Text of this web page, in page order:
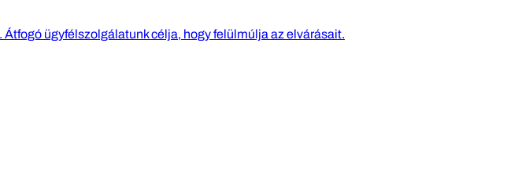
ügyfélszolgálatunk célja, hogy felülmúlja az elvárásait.